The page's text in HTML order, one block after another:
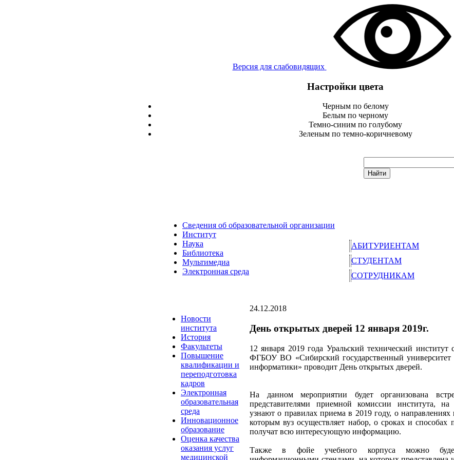
Версия для слабовидящих
Настройки цвета
Черным по белому
Белым по черному
Темно-синим по голубому
Зеленым по темно-коричневому
Сведения об образовательной организации
Институт
Наука
Библиотека
Мультимедиа
Электронная среда
АБИТУРИЕНТАМ
СТУДЕНТАМ
СОТРУДНИКАМ
Новости
института
История
Факультеты
Повышение
квалификации и
переподготовка
кадров
Электронная
образовательная
среда
Инновационное
образование
Оценка качества
оказания услуг
медицинской
24.12.2018
День открытых дверей 12 января 2019г.
12 января 2019 года Уральский технический институт
ФГБОУ ВО «Сибирский государственный университет
информатики» проводит День открытых дверей.
На данном мероприятии будет организована
представителями приемной комиссии института, на
узнают о правилах приема в 2019 году, о направлениях
которым вуз осуществляет набор, о сроках и способах
получат всю интересующую информацию.
Также в фойе учебного корпуса можно